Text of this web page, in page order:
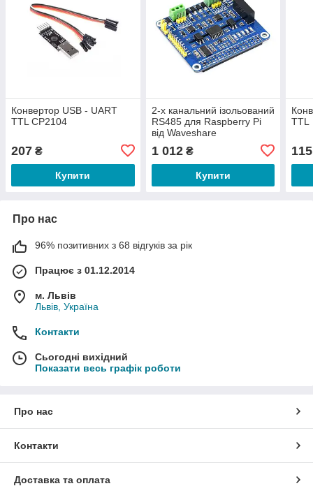
Конвертор USB - UART
TTL CP2104
207 ₴
Купити
2-х канальний ізольований
RS485 для Raspberry Pi
від Waveshare
1 012₴
Купити
TTL
115
Про нас
96% позитивних з 68 відгуків за рік
Працює з 01.12.2014
м. Львів
Львів, Україна
Контакти
Сьогодні вихідний
Показати весь графік роботи
Про нас
Контакти
Доставка та оплата